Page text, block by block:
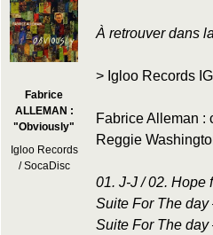
Fabrice
ALLEMAN :
"Obviously"
Igloo Records
/ SocaDisc
À retrouver dans la
> Igloo Records
Fabrice Alleman :
Reggie
01. J-J / 02. Hope
Suite For The day
Suite For The